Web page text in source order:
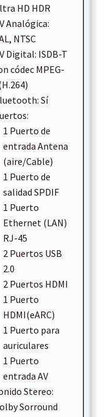
HD HDR
Analógica:
NTSC
Digital: ISDB-T
códec MPEG-
Sí
1 Puerto de
entrada Antena
(aire/Cable)
1 Puerto de
salidad SPDIF
1 Puerto
Ethernet (LAN)
RJ-45
2 Puertos USB
2.0
2 Puertos HDMI
1 Puerto
HDMI(eARC)
1 Puerto para
auriculares
1 Puerto
entrada AV
Stereo:
Sorround